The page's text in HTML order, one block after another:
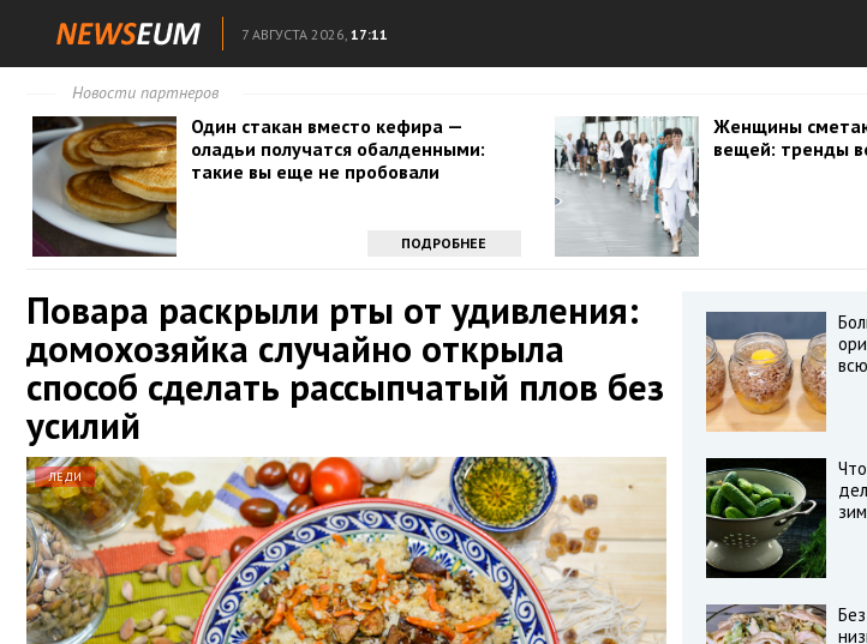
7 АВГУСТА 2026, 17:11
Новости партнеров
Один стакан вместо кефира —
оладьи получатся обалденными:
такие вы еще не пробовали
ПОДРОБНЕЕ
Женщины
вещей: тренды
Повара раскрыли рты от удивления:
домохозяйка случайно открыла
способ сделать рассыпчатый плов без
усилий
ЛЕДИ